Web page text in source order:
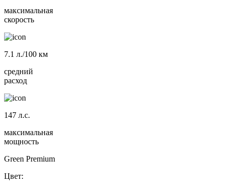
максимальная
скорость
7.1 л./100 км
средний
расход
147 л.с.
максимальная
мощность
Green Premium
Цвет: